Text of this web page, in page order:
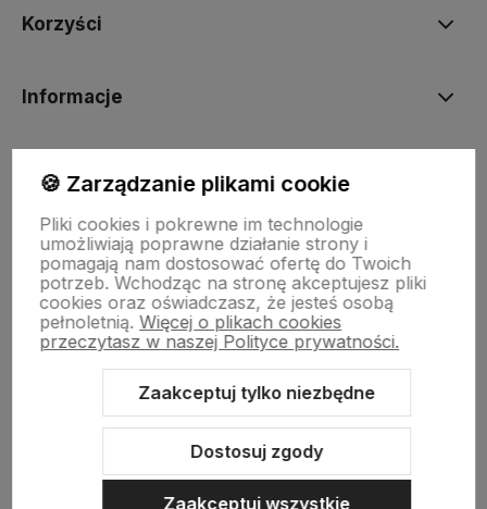
Korzyści
Informacje
BORN2VAPE.PL
Born To Vape|| Różana 2, 21-025 Niemce woj. lubelskie
NIP: 7141861133 || E:kontakt@born2vape.plT:665 744 477
by szoperski.pl
🍪 Zarządzanie plikami cookie
Pliki cookies i pokrewne im technologie
umożliwiają poprawne działanie strony i
pomagają nam dostosować ofertę do Twoich
potrzeb. Wchodząc na stronę akceptujesz pliki
cookies oraz oświadczasz, że jesteś osobą
pełnoletnią. Więcej o plikach cookies
przeczytasz w naszej Polityce prywatności.
Zaakceptuj tylko niezbędne
Dostosuj zgody
Zaakceptuj wszystkie